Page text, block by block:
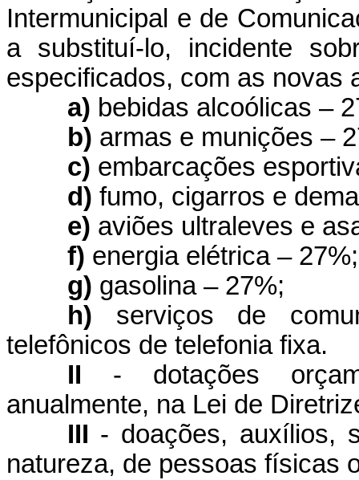
Intermunicipal e de
a substituí-lo, incidente
especificados, com as novas
a) bebidas alcoólicas –
b) armas e munições –
c) embarcações
d) fumo, cigarros e
e) aviões ultraleves e
f) energia elétrica – 27%;
g) gasolina – 27%;
h) serviços de
telefônicos de telefonia fixa.
II - dotações
anualmente, na Lei de
III - doações, auxílios,
natureza, de pessoas físicas